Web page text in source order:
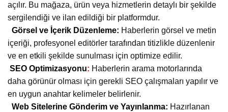
açılır. Bu mağaza, ürün veya hizmetlerin detaylı bir şekilde
sergilendiği ve ilan edildiği bir platformdur.
Görsel ve İçerik Düzenleme: Haberlerin görsel ve metin
içeriği, profesyonel editörler tarafından titizlikle düzenlenir
ve en etkili şekilde sunulması için optimize edilir.
SEO Optimizasyonu: Haberlerin arama motorlarında
daha görünür olması için gerekli SEO çalışmaları yapılır ve
en uygun anahtar kelimeler belirlenir.
Web Sitelerine Gönderim ve Yayınlanma: Hazırlanan